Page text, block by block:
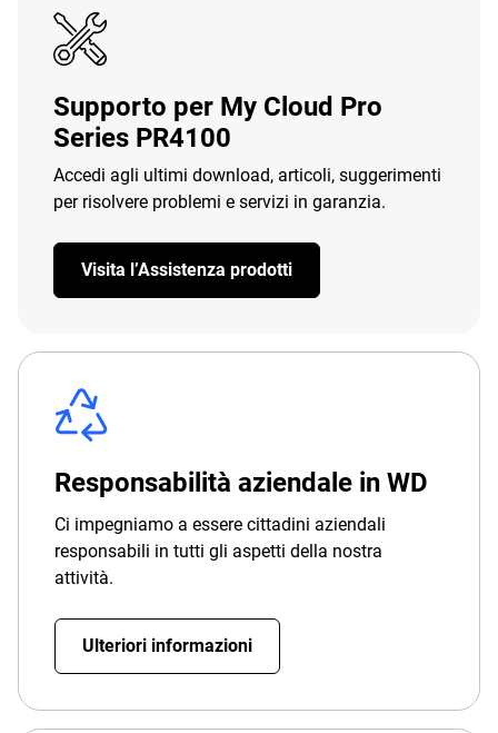
Supporto per My Cloud Pro
Series PR4100
Accedi agli ultimi download, articoli, suggerimenti
per risolvere problemi e servizi in garanzia.
Visita l’Assistenza prodotti
Responsabilità aziendale in WD
Ci impegniamo a essere cittadini aziendali
responsabili in tutti gli aspetti della nostra
attività.
Ulteriori informazioni